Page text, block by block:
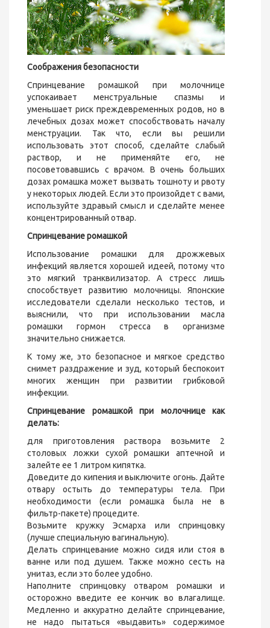
Соображения безопасности
Спринцевание ромашкой при молочнице
успокаивает менструальные спазмы и
уменьшает риск преждевременных родов, но в
лечебных дозах может способствовать началу
менструации. Так что, если вы решили
использовать этот способ, сделайте слабый
раствор, и не применяйте его, не
посоветовавшись с врачом. В очень больших
дозах ромашка может вызвать тошноту и рвоту
у некоторых людей. Если это произойдет с вами,
используйте здравый смысл и сделайте менее
концентрированный отвар.
Спринцевание ромашкой
Использование ромашки для дрожжевых
инфекций является хорошей идеей, потому что
это мягкий транквилизатор. А стресс лишь
способствует развитию молочницы. Японские
исследователи сделали несколько тестов, и
выяснили, что при использовании масла
ромашки гормон стресса в организме
значительно снижается.
К тому же, это безопасное и мягкое средство
снимет раздражение и зуд, который беспокоит
многих женщин при развитии грибковой
инфекции.
Спринцевание ромашкой при молочнице как
делать:
для приготовления раствора возьмите 2
столовых ложки сухой ромашки аптечной и
залейте ее 1 литром кипятка.
Доведите до кипения и выключите огонь. Дайте
отвару остыть до температуры тела. При
необходимости (если ромашка была не в
фильтр-пакете) процедите.
Возьмите кружку Эсмарха или спринцовку
(лучше специальную вагинальную).
Делать спринцевание можно сидя или стоя в
ванне или под душем. Также можно сесть на
унитаз, если это более удобно.
Наполните спринцовку отваром ромашки и
осторожно введите ее кончик во влагалище.
Медленно и аккуратно делайте спринцевание,
не надо пытаться «выдавить» содержимое